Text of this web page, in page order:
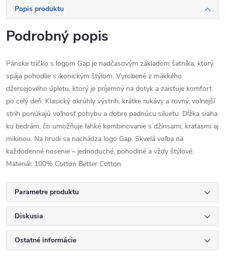
Popis produktu
Podrobný popis
Pánske tričko s logom Gap je nadčasovým základom šatníka, ktorý
spája pohodlie s ikonickým štýlom. Vyrobené z mäkkého
džersejového úpletu, ktorý je príjemný na dotyk a zaisťuje komfort
po celý deň. Klasický okrúhly výstrih, krátke rukávy a rovný, voľnejší
strih ponúkajú voľnosť pohybu a dobre padnúcu siluetu. Dĺžka siaha
ku bedrám, čo umožňuje ľahké kombinovanie s džínsami, kraťasmi aj
mikinou. Na hrudi sa nachádza logo Gap. Skvelá voľba na
každodenné nosenie – jednoduché, pohodlné a vždy štýlové.
Materiál: 100% Cotton Better Cotton
Parametre produktu
Diskusia
Ostatné informácie